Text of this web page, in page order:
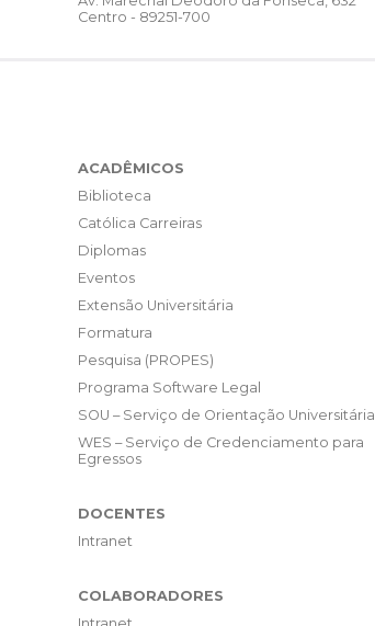
Centro - 89251-700
ACADÊMICOS
Biblioteca
Católica Carreiras
Diplomas
Eventos
Extensão Universitária
Formatura
Pesquisa (PROPES)
Programa Software Legal
SOU – Serviço de Orientação Universitária
WES – Serviço de Credenciamento para
Egressos
DOCENTES
Intranet
COLABORADORES